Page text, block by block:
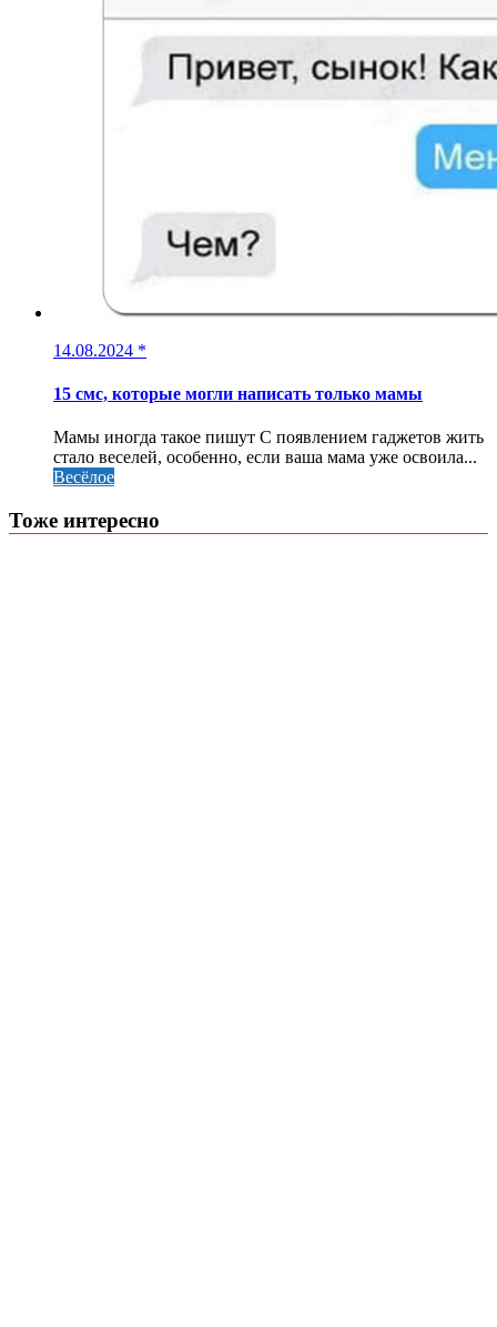
14.08.2024 *
15 смс, которые могли написать только мамы
Мамы иногда такое пишут С появлением гаджетов жить
стало веселей, особенно, если ваша мама уже освоила...
Весёлое
Тоже интересно